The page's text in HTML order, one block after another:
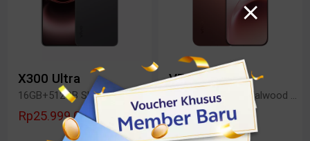
X300 Ultra
16GB+512GB Shutter Black
Rp25.999.000
V70 5G
Rp8.999.000